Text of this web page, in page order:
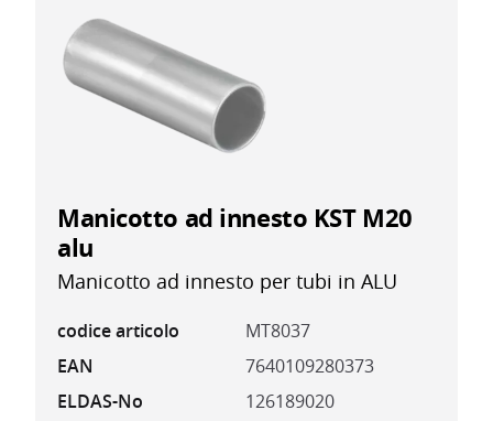
Manicotto ad innesto KST M20
alu
Manicotto ad innesto per tubi in ALU
codice articolo
MT8037
EAN
7640109280373
ELDAS-No
126189020